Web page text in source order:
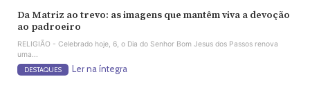
Da Matriz ao trevo: as imagens que mantêm viva a devoção
ao padroeiro
RELIGIÃO - Celebrado hoje, 6, o Dia do Senhor Bom Jesus dos Passos renova
uma...
DESTAQUES Ler na íntegra